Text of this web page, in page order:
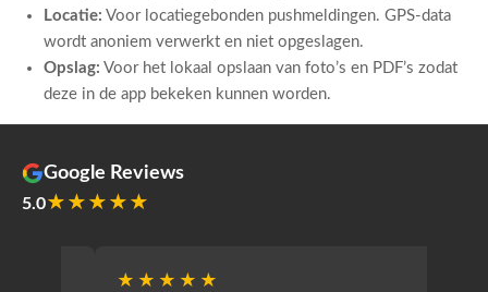
Locatie: Voor locatiegebonden pushmeldingen. GPS-data
wordt anoniem verwerkt en niet opgeslagen.
Opslag: Voor het lokaal opslaan van foto’s en PDF’s zodat
deze in de app bekeken kunnen worden.
Google Reviews
5.0★★★★★
★★★★★